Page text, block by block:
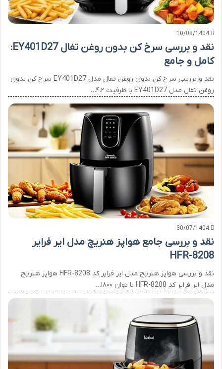
10/08/1404
نقد و بررسی سرخ کن بدون روغن تفال EY401D27:
کامل و جامع
نقد و بررسی سرخ کن بدون روغن تفال مدل EY401D27 سرخ کن بدون
روغن تفال مدل EY401D27 با ظرفیت ۴.۲…
30/07/1404
نقد و بررسی جامع هواپز هنریچ مدل ایر فرایر
HFR-8208
نقد و بررسی هواپز هنریچ مدل ایر فرایر کد HFR-8208 هواپز هنریچ
مدل ایر فرایر کد HFR-8208 با توان ۱۸۰۰…